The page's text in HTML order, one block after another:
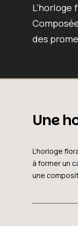
des
Une
L’horloge
à former un
une